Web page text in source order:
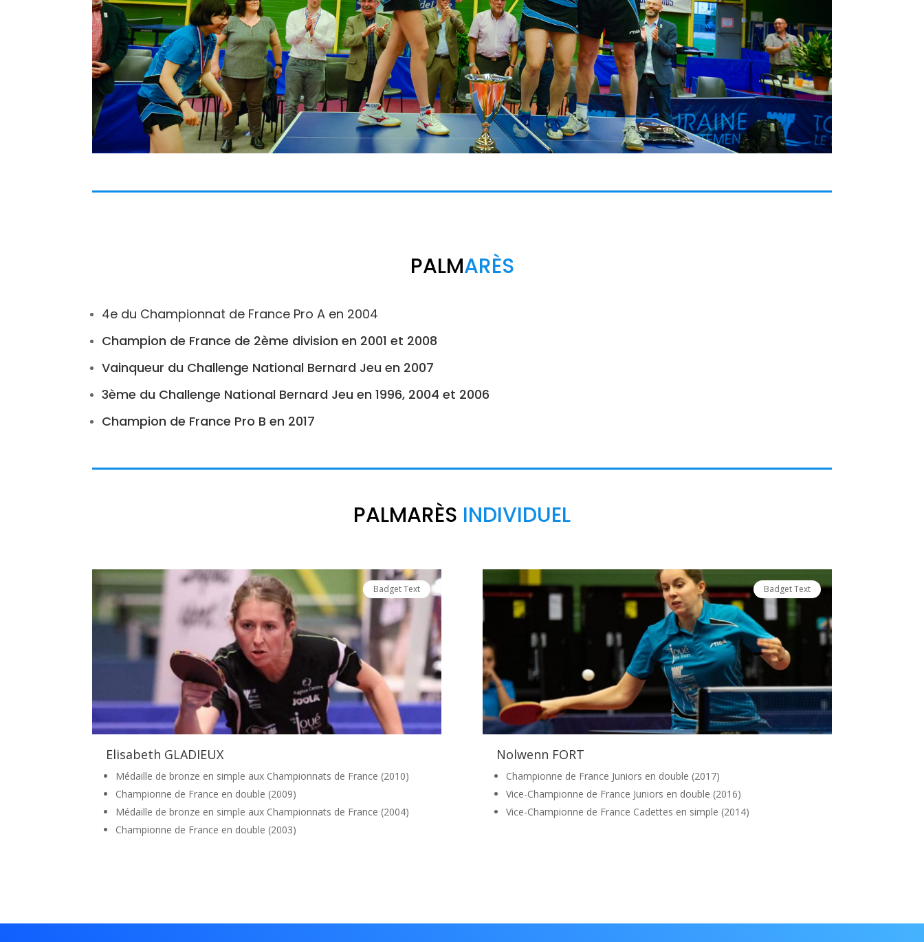
PALMARÈS
4e du Championnat de France Pro A en 2004
Champion de France de 2ème division en 2001 et 2008
Vainqueur du Challenge National Bernard Jeu en 2007
3ème du Challenge National Bernard Jeu en 1996, 2004 et 2006
Champion de France Pro B en 2017
PALMARÈS INDIVIDUEL
Badget Text
Elisabeth GLADIEUX
Médaille de bronze en simple aux Championnats de France (2010)
Championne de France en double (2009)
Médaille de bronze en simple aux Championnats de France (2004)
Championne de France en double (2003)
Badget Text
Nolwenn FORT
Championne de France Juniors en double (2017)
Vice-Championne de France Juniors en double (2016)
Vice-Championne de France Cadettes en simple (2014)